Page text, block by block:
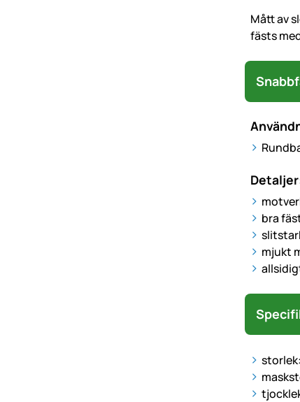
Mått av
fästs
bra
mjukt